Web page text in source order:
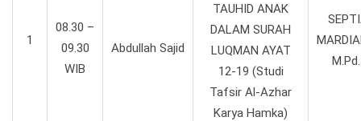
1
08.30 –
09.30
WIB
Abdullah Sajid
TAUHID ANAK
DALAM SURAH
LUQMAN AYAT
12-19 (Studi
Tafsir Al-Azhar
Karya Hamka)